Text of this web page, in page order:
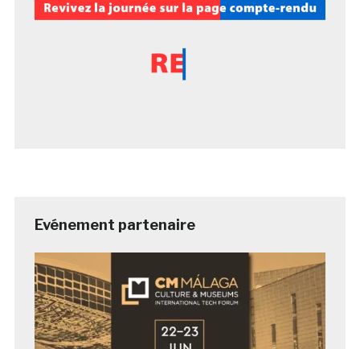
Evénement partenaire